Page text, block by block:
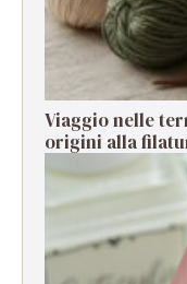
Viaggio nelle
origini alla